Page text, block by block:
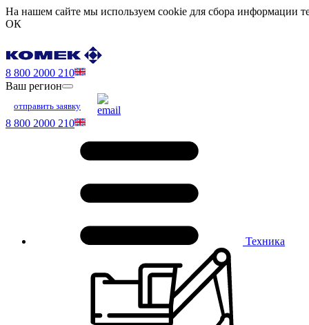
На нашем сайте мы используем cookie для сбора информации
ОК
8 800 2000 210
Ваш регион
отправить заявку
8 800 2000 210
Техника